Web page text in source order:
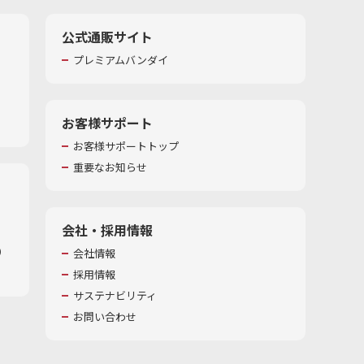
公式通販サイト
プレミアムバンダイ
お客様サポート
お客様サポートトップ
重要なお知らせ
会社・採用情報
会社情報
採用情報
サステナビリティ
お問い合わせ